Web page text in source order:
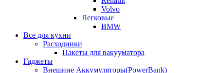
Volvo
Легковые
BMW
Все для кухни
Расходники
Пакеты для вакууматора
Гаджеты
Внешние Аккумуляторы(PowerBank)